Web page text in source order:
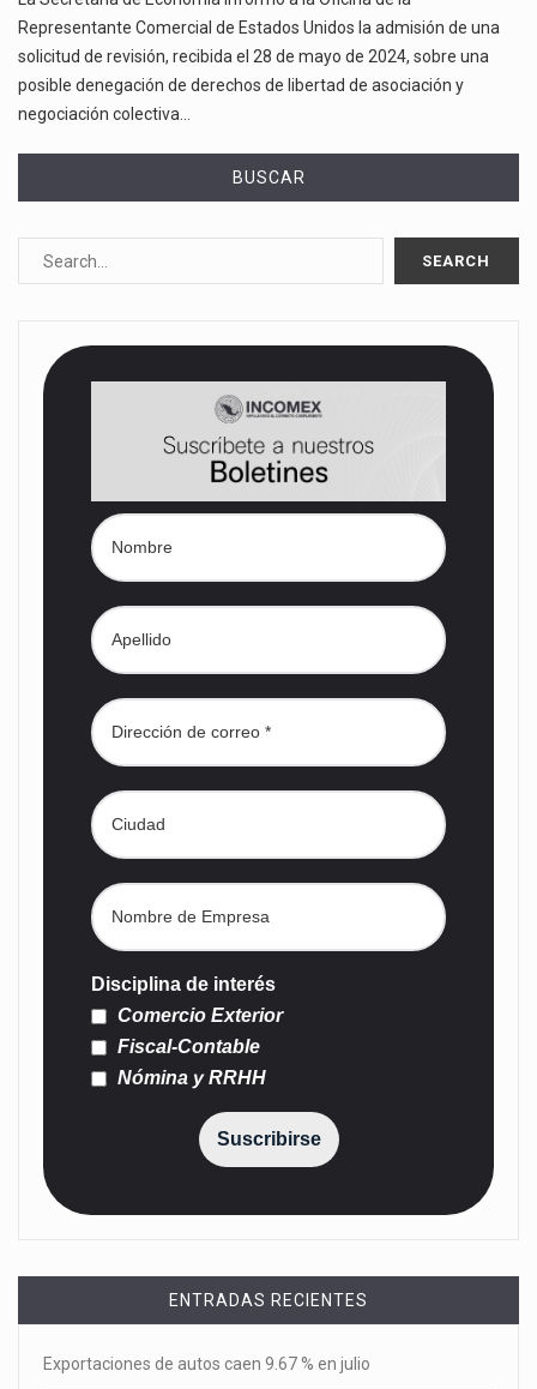
Representante Comercial de Estados Unidos la admisión de una
solicitud de revisión, recibida el 28 de mayo de 2024, sobre una
posible denegación de derechos de libertad de asociación y
negociación colectiva…
BUSCAR
Disciplina de interés
Comercio Exterior
Fiscal-Contable
Nómina y RRHH
Suscribirse
ENTRADAS RECIENTES
Exportaciones de autos caen 9.67 % en julio